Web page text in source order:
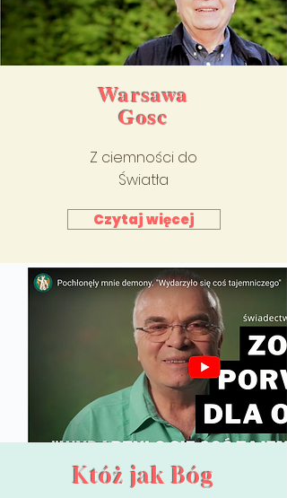
Warsawa
Gosc
Z ciemności do
Światła
Czytaj więcej
Któż jak Bóg